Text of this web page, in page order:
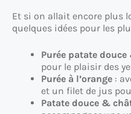
Et si on allait encore plus
quelques idées pour les
Purée patate
pour le plaisir des
Purée à l’orange :
et un filet de jus
Patate douce &